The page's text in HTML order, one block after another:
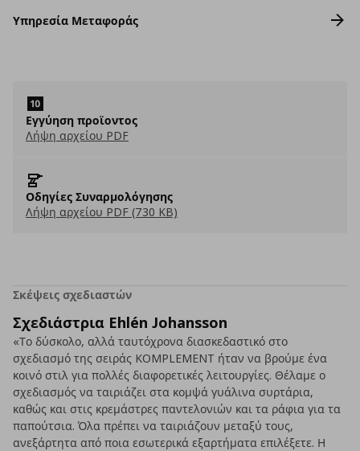
Υπηρεσία Μεταφοράς
Εγγύηση προϊοντος
Λήψη αρχείου PDF
Οδηγίες Συναρμολόγησης
Λήψη αρχείου PDF (730 KB)
Σκέψεις σχεδιαστών
Σχεδιάστρια Ehlén Johansson
«Το δύσκολο, αλλά ταυτόχρονα διασκεδαστικό στο
σχεδιασμό της σειράς KOMPLEMENT ήταν να βρούμε ένα
κοινό στιλ για πολλές διαφορετικές λειτουργίες. Θέλαμε ο
σχεδιασμός να ταιριάζει στα κομψά γυάλινα συρτάρια,
καθώς και στις κρεμάστρες παντελονιών και τα ράφια για τα
παπούτσια. Όλα πρέπει να ταιριάζουν μεταξύ τους,
ανεξάρτητα από ποια εσωτερικά εξαρτήματα επιλέξετε. Η